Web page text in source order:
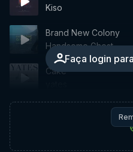
Kiso
Faça login
Brand New Colony
Handsome Ghost
Cake